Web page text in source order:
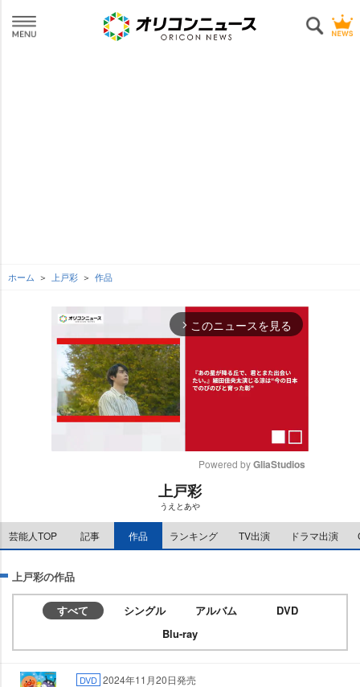
ホーム 上戸彩 作品
arrow_forward_ios このニュースを見る
e
Powered by GliaStudios
上戸彩
うえとあ
芸能人TOP 記事 作品 ランキング TV出演 ドラマ出演
上戸彩の作品
すべて シングル アルバム
DVD
Blu-ray
DVD 2024年11月20日発売